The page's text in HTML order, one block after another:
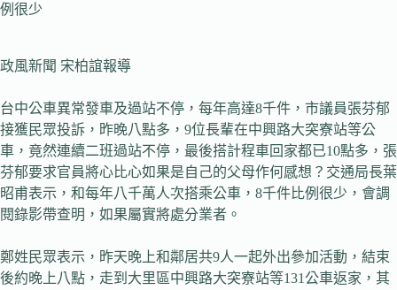
例很少
政風新聞 宋柏誼報導
台中公車異常發車及過站不停，每年高達8千件，市議員張芬郁
接獲民眾投訴，昨晚八點多，9位長輩在中興路大突寮站等公
車，竟然連續二班過站不停，最後搭計程車回家都已10點多，張
芬郁要求官員將心比心如果是自己的父母作何感想？交通局長葉
昭甫表示，和每年八千萬人次搭乘公車，8千件比例很少，會調
閱錄影帶查明，如果屬實將處分業者。
鄭姓民眾表示，昨天晚上和鄰居共9人一起外出參加活動，結束
後約晚上八點，走到大里區中興路大突寮站等131公車返家，其